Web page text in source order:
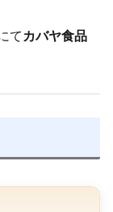
てカバヤ食品